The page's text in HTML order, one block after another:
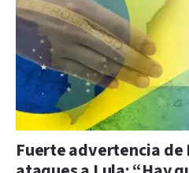
Fuerte advertencia de